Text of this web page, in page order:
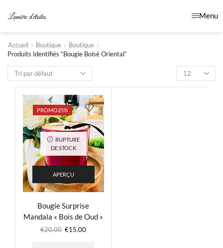
Menu
Accueil Boutique
Boutique
Produits Identifiés “bougie Boisé Oriental”
PROMO25%
RUPTURE
DE STOCK
APERÇU
Bougie Surprise
Mandala « Bois de Oud »
– Mystère
€20.00 €15.00